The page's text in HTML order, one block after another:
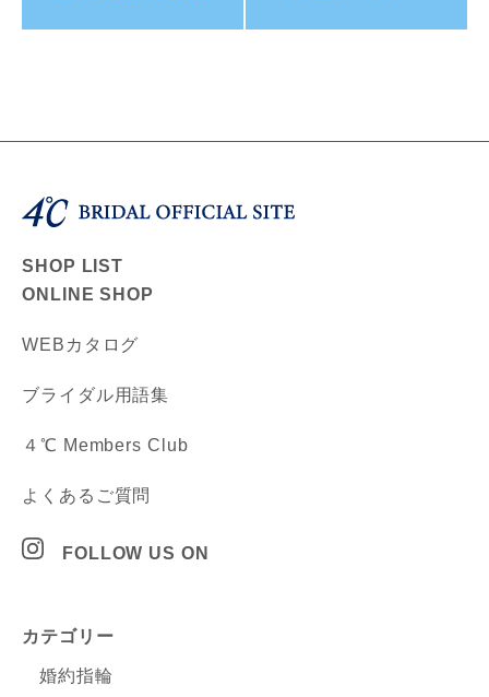
SHOP LIST
ONLINE SHOP
WEBカタログ
ブライダル用語集
４℃ Members Club
よくあるご質問
FOLLOW US ON
カテゴリー
婚約指輪